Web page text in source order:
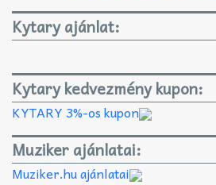
Kytary ajánlat:
Kytary kedvezmény kupon:
KYTARY 3%-os kupon
Muziker ajánlatai:
Muziker.hu ajánlatai